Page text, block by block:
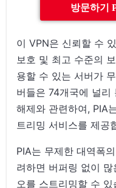
방문하기
이 VPN은 신뢰할 수
보호 및 최고 수준의
용할 수 있는 서버가
버들은 74개국에 널리
해제와 관련하여, PIA
트리밍 서비스를 제공
PIA는 무제한 대역폭
려하면 버퍼링 없이
오를 스트리밍할 수